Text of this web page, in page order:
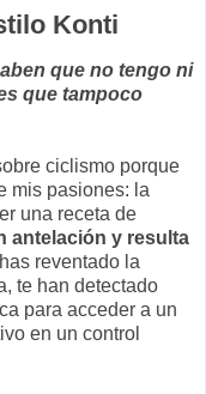
Konti
que no tengo ni
que tampoco
ciclismo porque
mis pasiones: la
una receta de
antelación y resulta
reventado la
te han detectado
para acceder a un
en un control